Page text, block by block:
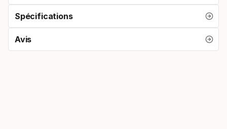
Spécifications
Avis